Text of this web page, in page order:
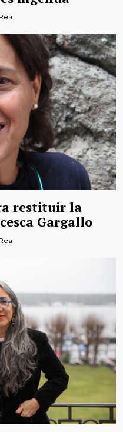
restituir la
Gargallo